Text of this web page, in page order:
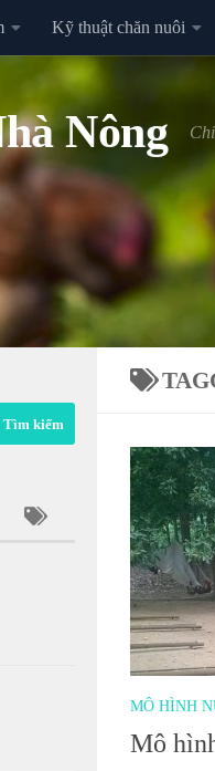
Kỹ thuật chăn nuôi
Nông
MÔ HÌNH
Mô